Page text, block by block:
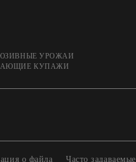
УРОЖАИ
КУПАЖИ
о файла Часто задаваемые